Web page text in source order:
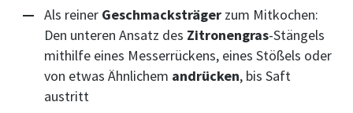
Als reiner Geschmacksträger zum Mitkochen:
Den unteren Ansatz des Zitronengras-Stängels
mithilfe eines Messerrückens, eines Stößels oder
von etwas Ähnlichem andrücken, bis Saft
austritt